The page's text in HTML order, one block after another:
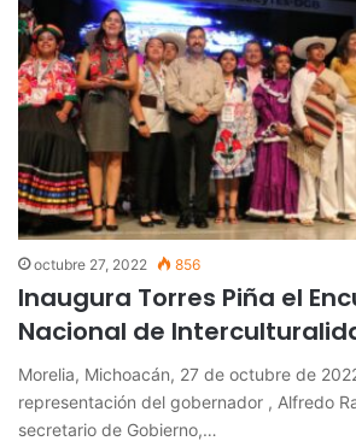
octubre 27, 2022 856
Inaugura Torres Piña el
Nacional de
Morelia, Michoacán, 27 de octubre de
representación del gobernador , Alfredo
secretario de Gobierno,…